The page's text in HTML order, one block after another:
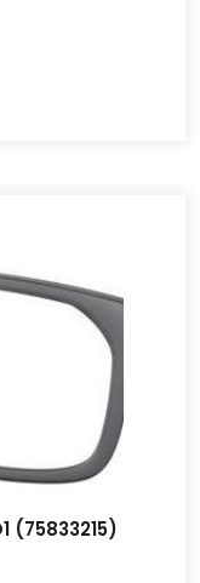
(75833215)